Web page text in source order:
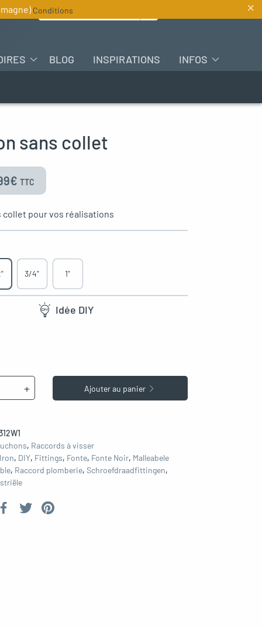
FR Rechercher :
BLOG INSPIRATIONS INFOS
sans collet
€ TTC
collet pour vos réalisations
3/4" 1"
Idée DIY
+ Ajouter au panier
, Raccords à visser
, DIY, Fittings, Fonte, Fonte Noir, Malleabele
, Raccord plomberie, Schroefdraadfittingen,
Conditions ×